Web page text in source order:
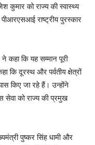
कुमार को राज्य की स्वास्थ्य
राष्ट्रीय पुरस्कार
कहा कि यह सम्मान पूरी
कि दूरस्थ और पर्वतीय क्षेत्रों
किए जा रहे हैं। उन्होंने
सेवा को राज्य की प्रमुख
पुष्कर सिंह धामी और